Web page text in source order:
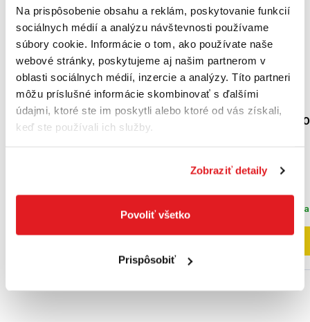
Na prispôsobenie obsahu a reklám, poskytovanie funkcií
sociálnych médií a analýzu návštevnosti používame
súbory cookie. Informácie o tom, ako používate naše
webové stránky, poskytujeme aj našim partnerom v
oblasti sociálnych médií, inzercie a analýzy. Títo partneri
môžu príslušné informácie skombinovať s ďalšími
údajmi, ktoré ste im poskytli alebo ktoré od vás získali,
keď ste používali ich služby.
Zobraziť detaily
Povoliť všetko
Prispôsobiť
BOSCH ART 30 -
06008A5400 - strunová
kosačka
64,96 €bez DPH
Posledný kus na sklade
MAKITA UR3000 -
ELEKTRICKÝ
102,50 €
66,59 €bez DPH
Posledný kus na